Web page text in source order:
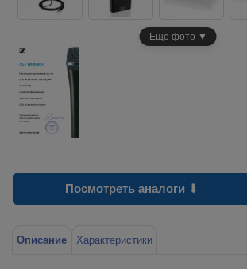
Еще фото ▼
Посмотреть аналоги ⬇
Описание Характеристики